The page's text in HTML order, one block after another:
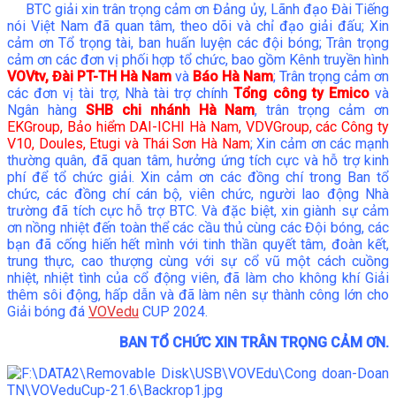
BTC giải xin trân trọng cảm ơn Đảng ủy, Lãnh đạo Đài Tiếng
nói Việt Nam đã quan tâm, theo dõi và chỉ đạo giải đấu; Xin
cảm ơn Tổ trọng tài, ban huấn luyện các đội bóng; Trân trọng
cảm ơn các đơn vị phối hợp tổ chức, bao gồm Kênh truyền hình
VOVtv, Đài PT-TH Hà Nam và Báo Hà Nam; Trân trọng cảm ơn
các đơn vị tài trợ, Nhà tài trợ chínhTổng công ty Emicovà
Ngân hàng SHB chi nhánh Hà Nam, trân trọng cảm ơn
EKGroup, Bảo hiểm DAI-ICHI Hà Nam, VDVGroup, các Công ty
V10, Doules, Etugi và Thái Sơn Hà Nam; Xin cảm ơn các mạnh
thường quân, đã quan tâm, hưởng ứng tích cực và hỗ trợ kinh
phí để tổ chức giải. Xin cảm ơn các đồng chí trong Ban tổ
chức, các đồng chí cán bộ, viên chức, người lao động Nhà
trường đã tích cực hỗ trợ BTC. Và đặc biệt, xin giành sự cảm
ơn nồng nhiệt đến toàn thể các cầu thủ cùng các Đội bóng, các
bạn đã cống hiến hết mình với tinh thần quyết tâm, đoàn kết,
trung thực, cao thượng cùng với sự cổ vũ một cách cuồng
nhiệt, nhiệt tình của cổ động viên, đã làm cho không khí Giải
thêm sôi động, hấp dẫn và đã làm nên sự thành công lớn cho
Giải bóng đá VOVedu CUP 2024.
BAN TỔ CHỨC XIN TRÂN TRỌNG CẢM ƠN.